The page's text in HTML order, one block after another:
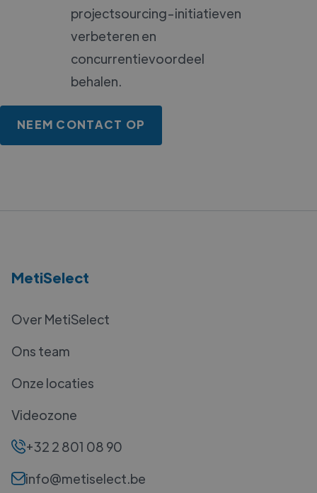
projectsourcing-initiatieven
verbeteren en
concurrentievoordeel
behalen.
NEEM CONTACT OP
MetiSelect
Over MetiSelect
Ons team
Onze locaties
Videozone
+32 2 801 08 90
info@metiselect.be